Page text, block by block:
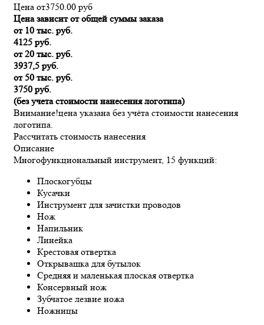
Цена от3750.00 руб
Цена зависит от общей суммы заказа
от 10 тыс. руб.
4125 руб.
от 20 тыс. руб.
3937,5 руб.
от 50 тыс. руб.
3750 руб.
(без учета стоимости нанесения логотипа)
Внимание!цена указана без учёта стоимости нанесения
логотипа.
Рассчитать стоимость нанесения
Описание
Многофункциональный инструмент, 15 функций:
Плоскогубцы
Кусачки
Инструмент для зачистки проводов
Нож
Напильник
Линейка
Крестовая отвертка
Открывашка для бутылок
Средняя и маленькая плоская отвертка
Консервный нож
Зубчатое лезвие ножа
Ножницы